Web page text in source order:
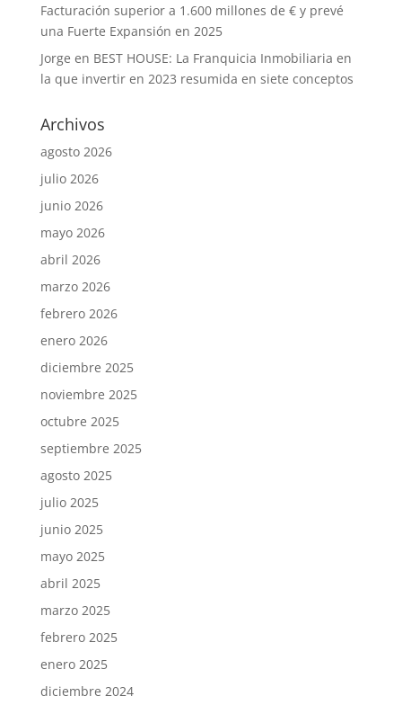
Facturación superior a 1.600 millones de € y prevé
una Fuerte Expansión en 2025
Jorge en BEST HOUSE: La Franquicia Inmobiliaria en
la que invertir en 2023 resumida en siete conceptos
Archivos
agosto 2026
julio 2026
junio 2026
mayo 2026
abril 2026
marzo 2026
febrero 2026
enero 2026
diciembre 2025
noviembre 2025
octubre 2025
septiembre 2025
agosto 2025
julio 2025
junio 2025
mayo 2025
abril 2025
marzo 2025
febrero 2025
enero 2025
diciembre 2024